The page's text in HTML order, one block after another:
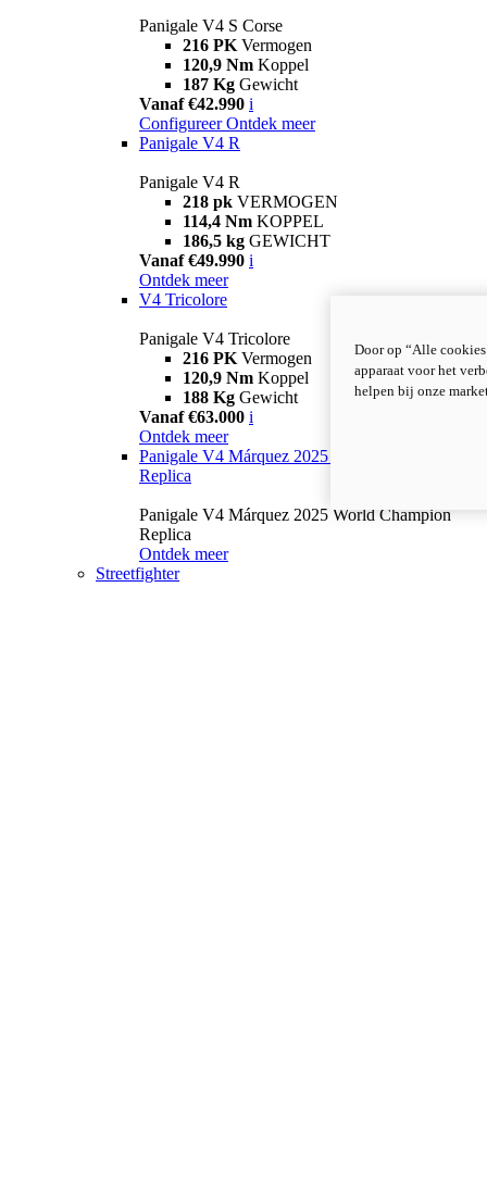
Panigale V4 S Corse
216 PK Vermogen
120,9 Nm Koppel
187 Kg Gewicht
Vanaf €42.990 i
Configureer Ontdek meer
Panigale V4 R
Panigale V4 R
218 pk VERMOGEN
114,4 Nm KOPPEL
186,5 kg GEWICHT
Vanaf €49.990 i
Ontdek meer
V4 Tricolore
Panigale V4 Tricolore
216 PK Vermogen
120,9 Nm Koppel
188 Kg Gewicht
Vanaf €63.000 i
Ontdek meer
Panigale V4 Márquez 2025 World Champion
Replica
Panigale V4 Márquez 2025 World Champion
Replica
Ontdek meer
Streetfighter
Door op “Alle
apparaat voor het
helpen bij onze